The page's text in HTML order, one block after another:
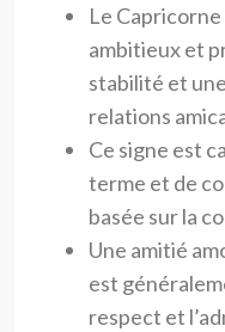
Le
ambitieux et
stabilité et
relations
Ce signe est
terme et de
basée sur la
Une amitié
est
respect et